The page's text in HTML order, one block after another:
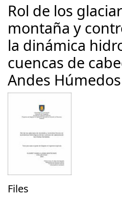
Rol de los
montaña y
la dinámica
cuencas de
Andes Húmedos
Files